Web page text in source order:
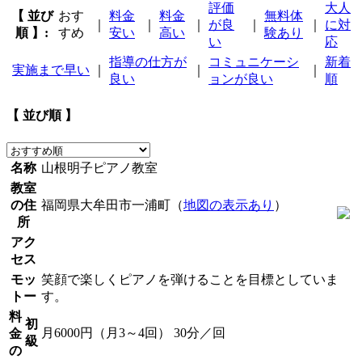
【 並び
順 】:
おす
すめ
料金
安い
料金
高い
評価
が良
い
無料体
験あり
大人
に対
応
実施まで早い
指導の仕方が
良い
コミュニケーシ
ョンが良い
新着
順
【 並び順 】
名称 山根明子ピアノ教室
教室
の住
所
福岡県大牟田市一浦町（地図の表示あり ）
アク
セス
モッ
トー
笑顔で楽しくピアノを弾けることを目標としていま
す。
料
金
の
初
級
月6000円（月3～4回） 30分／回